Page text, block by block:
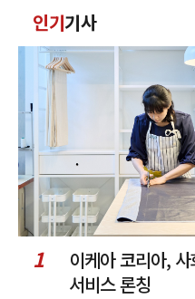
글
인기기사
1
이케아 코리아,
서비스 론칭